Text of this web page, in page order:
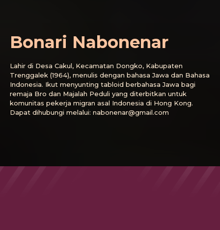
Bonari Nabonenar
Lahir di Desa Cakul, Kecamatan Dongko, Kabupaten
Trenggalek (1964), menulis dengan bahasa Jawa dan Bahasa
Indonesia. Ikut menyunting tabloid berbahasa Jawa bagi
remaja Bro dan Majalah Peduli yang diterbitkan untuk
komunitas pekerja migran asal Indonesia di Hong Kong.
Dapat dihubungi melalui: nabonenar@gmail.com